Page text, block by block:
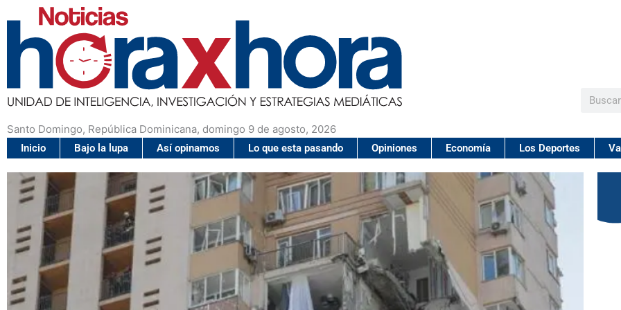
Santo Domingo, República Dominicana, domingo 9 de agosto, 2026
Buscar
Inicio Bajo la lupa Así opinamos Lo que esta pasando Opiniones Economía Los Deportes